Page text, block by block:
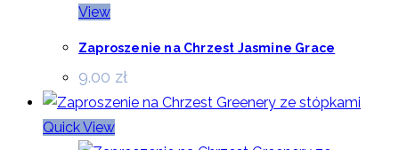
View
Zaproszenie na Chrzest Jasmine Grace
9.00 zł
Quick View